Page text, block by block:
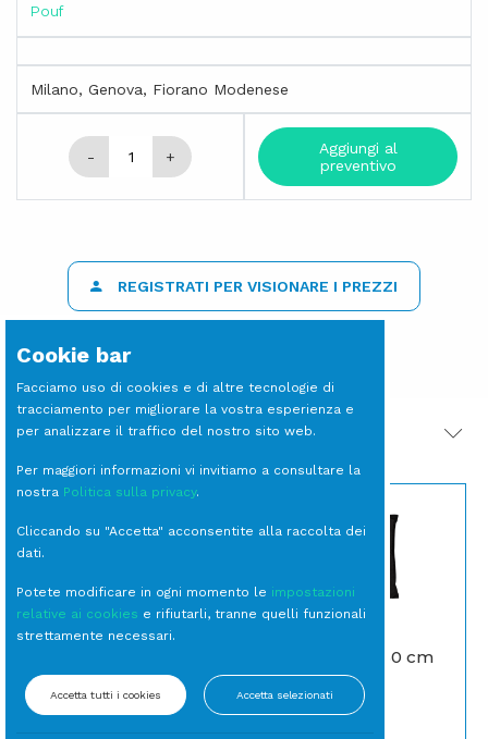
Pouf
Milano, Genova, Fiorano Modenese
- +
Aggiungi al
preventivo
REGISTRATI PER VISIONARE I PREZZI
PRODOTTI CORRELATI
Design RGB a batteria
Sedute
CUSCINO 50x50 cm
Nero
Cuscini
Cookie bar
Facciamo uso di cookies e di altre tecnologie di
tracciamento per migliorare la vostra esperienza e
per analizzare il traffico del nostro sito web.
Per maggiori informazioni vi invitiamo a consultare la
nostra Politica sulla privacy.
Cliccando su "Accetta" acconsentite alla raccolta dei
dati.
Potete modificare in ogni momento le impostazioni
relative ai cookies e rifiutarli, tranne quelli funzionali
strettamente necessari.
Accetta tutti i cookies Accetta selezionati